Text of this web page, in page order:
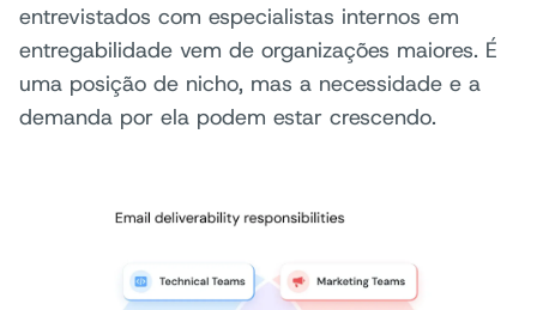
entrevistados com especialistas internos em
entregabilidade vem de organizações maiores. É
uma posição de nicho, mas a necessidade e a
demanda por ela podem estar crescendo.